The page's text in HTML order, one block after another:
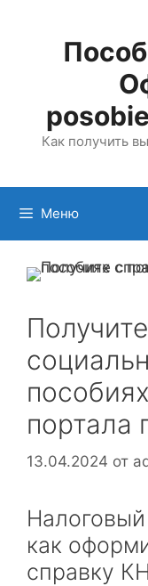
содержимому
Как получить
Меню
портала
13.04.2024 от
как
справку